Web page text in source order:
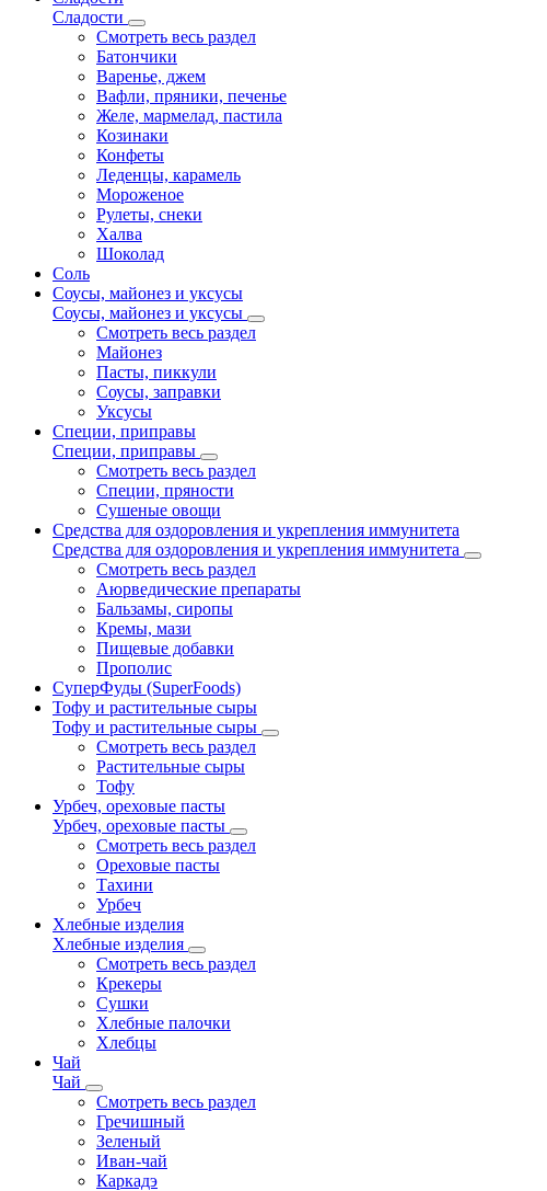
Сладости
Смотреть весь раздел
Батончики
Варенье, джем
Вафли, пряники, печенье
Желе, мармелад, пастила
Козинаки
Конфеты
Леденцы, карамель
Мороженое
Рулеты, снеки
Халва
Шоколад
Соль
Соусы, майонез и уксусы
Соусы, майонез и уксусы
Смотреть весь раздел
Майонез
Пасты, пиккули
Соусы, заправки
Уксусы
Специи, приправы
Специи, приправы
Смотреть весь раздел
Специи, пряности
Сушеные овощи
Средства для оздоровления и укрепления иммунитета
Средства для оздоровления и укрепления иммунитета
Смотреть весь раздел
Аюрведические препараты
Бальзамы, сиропы
Кремы, мази
Пищевые добавки
Прополис
СуперФуды (SuperFoods)
Тофу и растительные сыры
Тофу и растительные сыры
Смотреть весь раздел
Растительные сыры
Тофу
Урбеч, ореховые пасты
Урбеч, ореховые пасты
Смотреть весь раздел
Ореховые пасты
Тахини
Урбеч
Хлебные изделия
Хлебные изделия
Смотреть весь раздел
Крекеры
Сушки
Хлебные палочки
Хлебцы
Чай
Чай
Смотреть весь раздел
Гречишный
Зеленый
Иван-чай
Каркадэ